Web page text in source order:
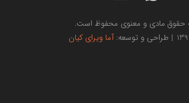
حقوق مادی و معنوی محفوظ است.
و توسعه:
آما ویرای کیان